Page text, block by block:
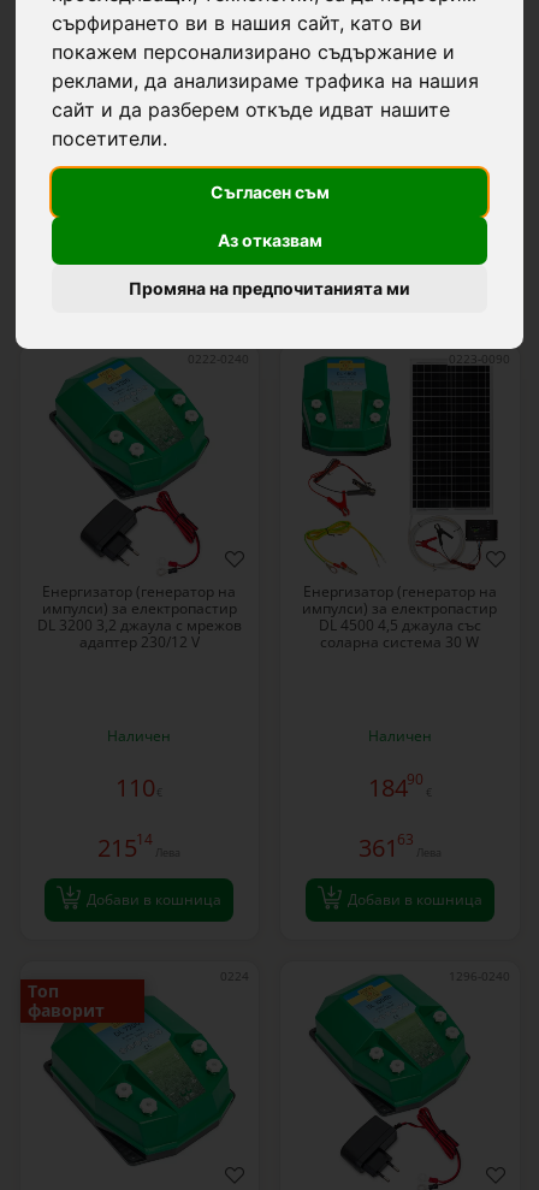
сърфирането ви в нашия сайт, като ви
покажем персонализирано съдържание и
реклами, да анализираме трафика на нашия
сайт и да разберем откъде идват нашите
посетители.
Съгласен съм
Аз отказвам
Промяна на предпочитанията ми
8 м един от друг.
Филтри...
37 продукти
0222-0240
Енергизатор (генератор на
импулси) за електропастир
DL 3200 3,2 джаула с мрежов
адаптер 230/12 V
Наличен
110 €
21514
Лева
Добави в кошница
0223-0090
Енергизатор (генератор на
импулси) за електропастир
DL 4500 4,5 джаула със
соларна система 30 W
Наличен
18490
€
361 63
Лева
Добави в кошница
0224
Топ
фаворит
1296-0240